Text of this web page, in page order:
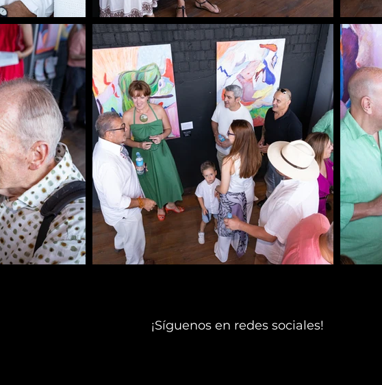
¡Síguenos en redes sociales!